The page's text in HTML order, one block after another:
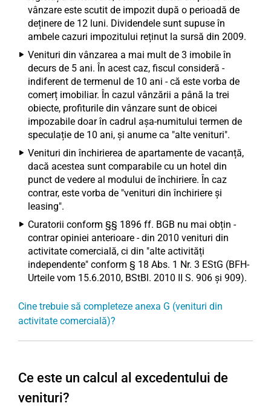
vânzare este scutit de impozit după o perioadă de
deținere de 12 luni. Dividendele sunt supuse în
ambele cazuri impozitului reținut la sursă din 2009.
Venituri din vânzarea a mai mult de 3 imobile în
decurs de 5 ani. În acest caz, fiscul consideră -
indiferent de termenul de 10 ani - că este vorba de
comerț imobiliar. În cazul vânzării a până la trei
obiecte, profiturile din vânzare sunt de obicei
impozabile doar în cadrul așa-numitului termen de
speculație de 10 ani, și anume ca "alte venituri".
Venituri din închirierea de apartamente de vacanță,
dacă acestea sunt comparabile cu un hotel din
punct de vedere al modului de închiriere. În caz
contrar, este vorba de "venituri din închiriere și
leasing".
Curatorii conform §§ 1896 ff. BGB nu mai obțin -
contrar opiniei anterioare - din 2010 venituri din
activitate comercială, ci din "alte activități
independente" conform § 18 Abs. 1 Nr. 3 EStG (BFH-
Urteile vom 15.6.2010, BStBl. 2010 II S. 906 și 909).
Cine trebuie să completeze anexa G (venituri din
activitate comercială)?
Ce este un calcul al excedentului de
venituri?